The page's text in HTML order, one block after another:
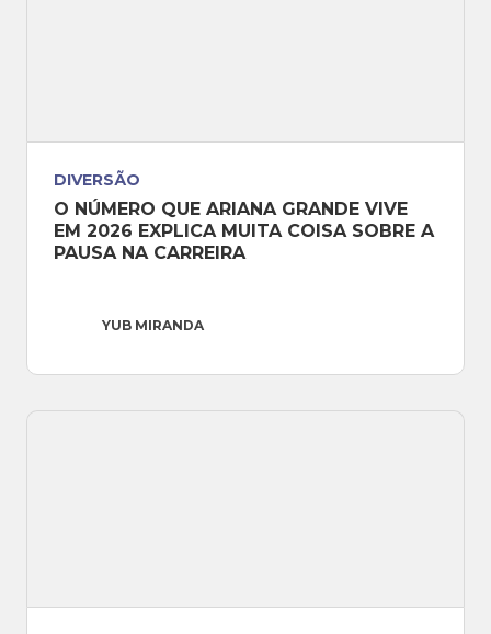
DIVERSÃO
O NÚMERO QUE ARIANA GRANDE VIVE
EM 2026 EXPLICA MUITA COISA SOBRE A
PAUSA NA CARREIRA
YUB MIRANDA